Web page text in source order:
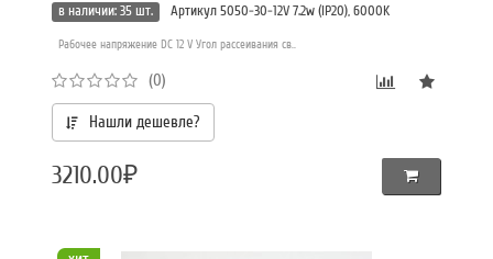
в наличии: 35 шт. Артикул 5050-30-12V 7.2w (IP20), 6000K
Рабочее напряжение DC 12 V Угол рассеивания св..
(0)
Нашли дешевле?
3210.00₽